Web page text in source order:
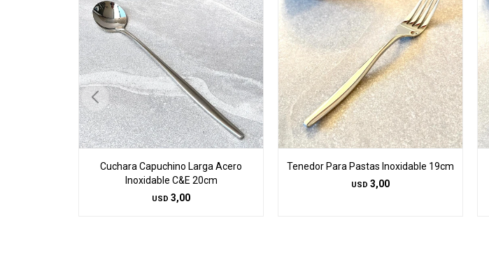
Cuchara Capuchino Larga Acero
Inoxidable C&E 20cm
USD 3,00
Tenedor Para Pastas Inoxidable 19cm
USD 3,00